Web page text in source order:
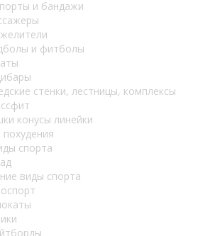
и бандажи
и фитболы
стенки, лестницы, комплексы
конусы линейки
похудения
спорта
виды спорта